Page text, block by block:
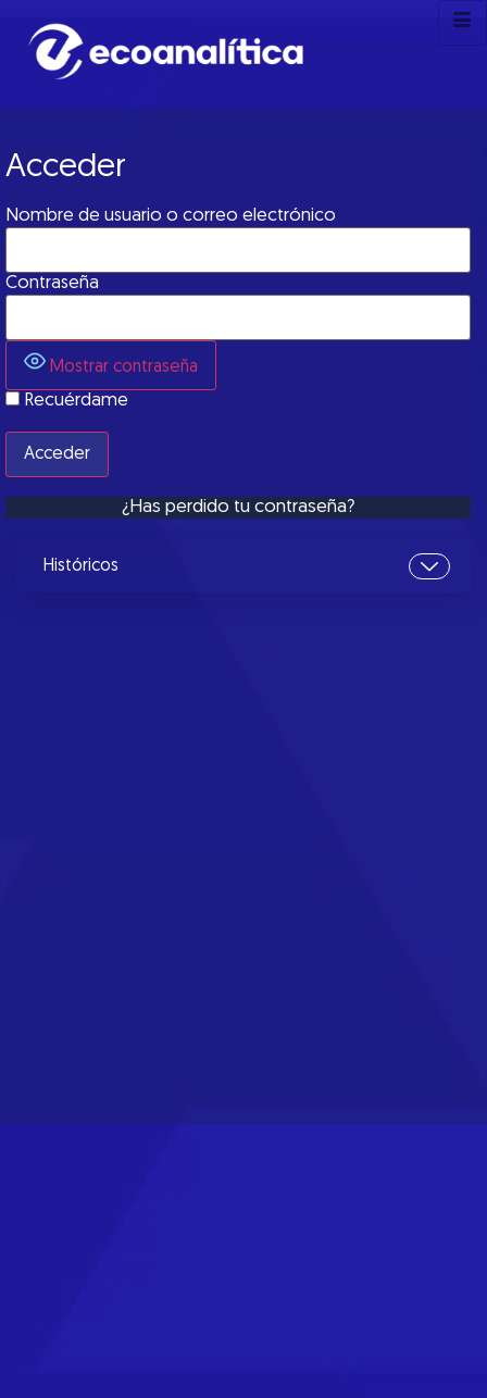
Acceder
Nombre de usuario o correo electrónico
Contraseña
Mostrar contraseña
Recuérdame
¿Has perdido tu contraseña?
Históricos